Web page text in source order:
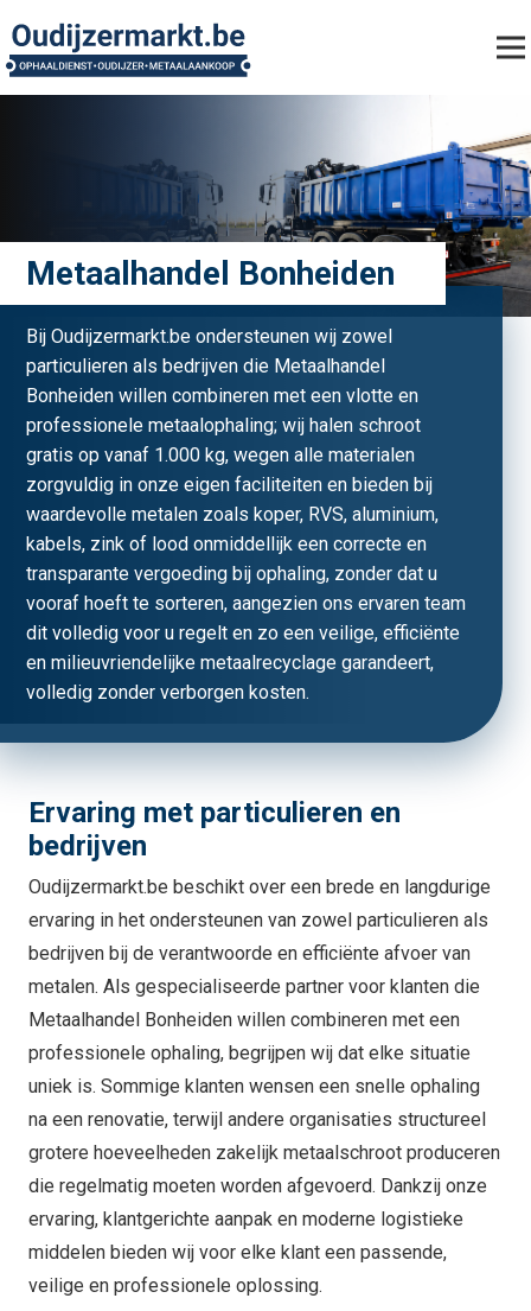
Metaalhandel Bonheiden
Bij Oudijzermarkt.be ondersteunen wij zowel
particulieren als bedrijven die Metaalhandel
Bonheiden willen combineren met een vlotte en
professionele metaalophaling; wij halen schroot
gratis op vanaf 1.000 kg, wegen alle materialen
zorgvuldig in onze eigen faciliteiten en bieden bij
waardevolle metalen zoals koper, RVS, aluminium,
kabels, zink of lood onmiddellijk een correcte en
transparante vergoeding bij ophaling, zonder dat u
vooraf hoeft te sorteren, aangezien ons ervaren team
dit volledig voor u regelt en zo een veilige, efficiënte
en milieuvriendelijke metaalrecyclage garandeert,
volledig zonder verborgen kosten.
Ervaring met particulieren en
bedrijven
Oudijzermarkt.be beschikt over een brede en langdurige
ervaring in het ondersteunen van zowel particulieren als
bedrijven bij de verantwoorde en efficiënte afvoer van
metalen. Als gespecialiseerde partner voor klanten die
Metaalhandel Bonheiden willen combineren met een
professionele ophaling, begrijpen wij dat elke situatie
uniek is. Sommige klanten wensen een snelle ophaling
na een renovatie, terwijl andere organisaties structureel
grotere hoeveelheden zakelijk metaalschroot produceren
die regelmatig moeten worden afgevoerd. Dankzij onze
ervaring, klantgerichte aanpak en moderne logistieke
middelen bieden wij voor elke klant een passende,
veilige en professionele oplossing.